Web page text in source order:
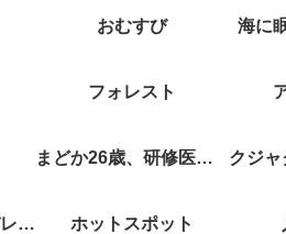
おむすび 海に
フォレスト
まどか26歳、研修医やってます！
キスでふさいで、バレないで。 ホットスポット